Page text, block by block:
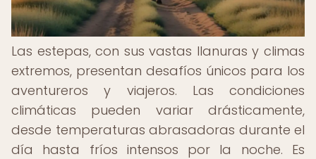
Las estepas, con sus vastas llanuras y climas
extremos, presentan desafíos únicos para los
aventureros y viajeros. Las condiciones
climáticas pueden variar drásticamente,
desde temperaturas abrasadoras durante el
día hasta fríos intensos por la noche. Es